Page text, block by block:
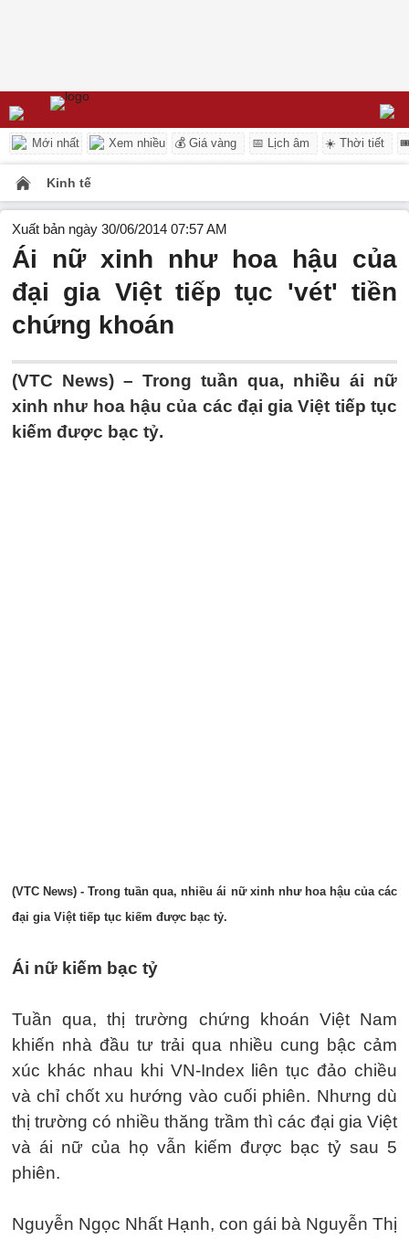
Mới nhất Xem nhiều 💰 Giá vàng 📅 Lịch âm ☀️ Thời tiết
Kinh tế
Xuất bản ngày 30/06/2014 07:57 AM
Ái nữ xinh như hoa hậu của
đại gia Việt tiếp tục 'vét' tiền
chứng khoán
(VTC News) – Trong tuần qua, nhiều ái nữ
xinh như hoa hậu của các đại gia Việt tiếp tục
kiếm được bạc tỷ.
(VTC News) - Trong tuần qua, nhiều ái nữ xinh như hoa hậu của các
đại gia Việt tiếp tục kiếm được bạc tỷ.
Ái nữ kiếm bạc tỷ
Tuần qua, thị trường chứng khoán Việt Nam
khiến nhà đầu tư trải qua nhiều cung bậc cảm
xúc khác nhau khi VN-Index liên tục đảo chiều
và chỉ chốt xu hướng vào cuối phiên. Nhưng dù
thị trường có nhiều thăng trầm thì các đại gia Việt
và ái nữ của họ vẫn kiếm được bạc tỷ sau 5
phiên.
Nguyễn Ngọc Nhất Hạnh, con gái bà Nguyễn Thị